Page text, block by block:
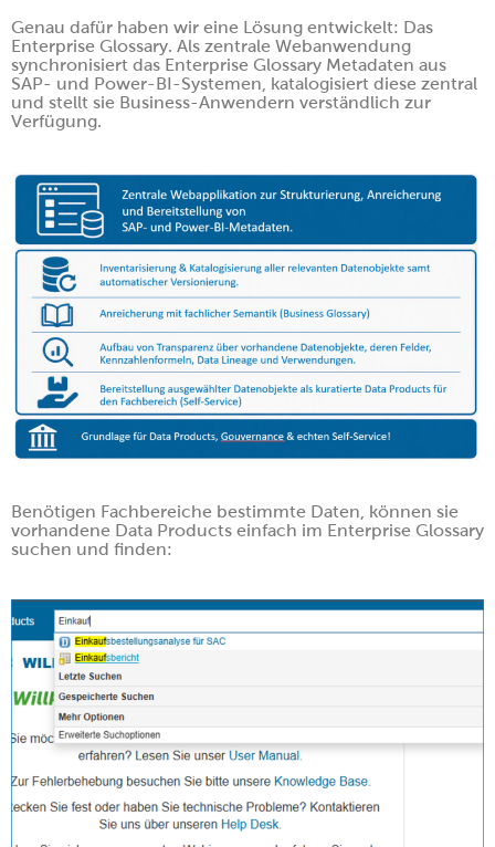
Genau dafür haben wir eine Lösung entwickelt: Das
Enterprise Glossary. Als zentrale Webanwendung
synchronisiert das Enterprise Glossary Metadaten aus
SAP- und Power-BI-Systemen, katalogisiert diese zentral
und stellt sie Business-Anwendern verständlich zur
Verfügung.
Benötigen Fachbereiche bestimmte Daten, können sie
vorhandene Data Products einfach im Enterprise Glossary
suchen und finden: